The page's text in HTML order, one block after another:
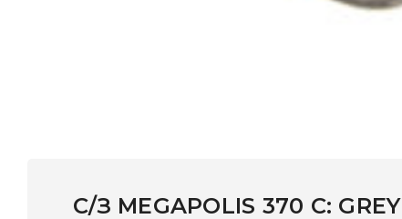
C/З MEGAPOLIS 370 С: GREY